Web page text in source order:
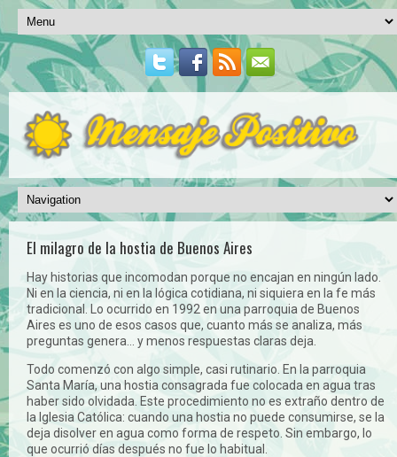
El milagro de la hostia de Buenos Aires
Hay historias que incomodan porque no encajan en ningún lado.
Ni en la ciencia, ni en la lógica cotidiana, ni siquiera en la fe más
tradicional. Lo ocurrido en 1992 en una parroquia de Buenos
Aires es uno de esos casos que, cuanto más se analiza, más
preguntas genera… y menos respuestas claras deja.
Todo comenzó con algo simple, casi rutinario. En la parroquia
Santa María, una hostia consagrada fue colocada en agua tras
haber sido olvidada. Este procedimiento no es extraño dentro de
la Iglesia Católica: cuando una hostia no puede consumirse, se la
deja disolver en agua como forma de respeto. Sin embargo, lo
que ocurrió días después no fue lo habitual.